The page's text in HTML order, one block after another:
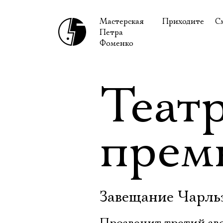
Мастерская
Петра
Фоменко
Приходите
Правила
Как добраться
Завещание